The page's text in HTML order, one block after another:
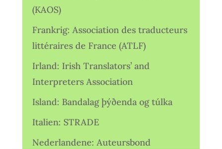
(KAOS)
Frankrig: Association des traducteurs
littéraires de France (ATLF)
Irland: Irish Translators’ and
Interpreters Association
Island: Bandalag þýðenda og túlka
Italien: STRADE
Nederlandene: Auteursbond